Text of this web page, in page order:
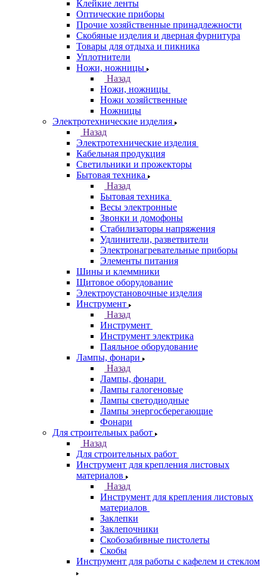
Клейкие ленты
Оптические приборы
Прочие хозяйственные принадлежности
Скобяные изделия и дверная фурнитура
Товары для отдыха и пикника
Уплотнители
Ножи, ножницы
Назад
Ножи, ножницы
Ножи хозяйственные
Ножницы
Электротехнические изделия
Назад
Электротехнические изделия
Кабельная продукция
Светильники и прожекторы
Бытовая техника
Назад
Бытовая техника
Весы электронные
Звонки и домофоны
Стабилизаторы напряжения
Удлинители, разветвители
Электронагревательные приборы
Элементы питания
Шины и клеммники
Щитовое оборудование
Электроустановочные изделия
Инструмент
Назад
Инструмент
Инструмент электрика
Паяльное оборудование
Лампы, фонари
Назад
Лампы, фонари
Лампы галогеновые
Лампы светодиодные
Лампы энергосберегающие
Фонари
Для строительных работ
Назад
Для строительных работ
Инструмент для крепления листовых
материалов
Назад
Инструмент для крепления листовых
материалов
Заклепки
Заклепочники
Скобозабивные пистолеты
Скобы
Инструмент для работы с кафелем и стеклом